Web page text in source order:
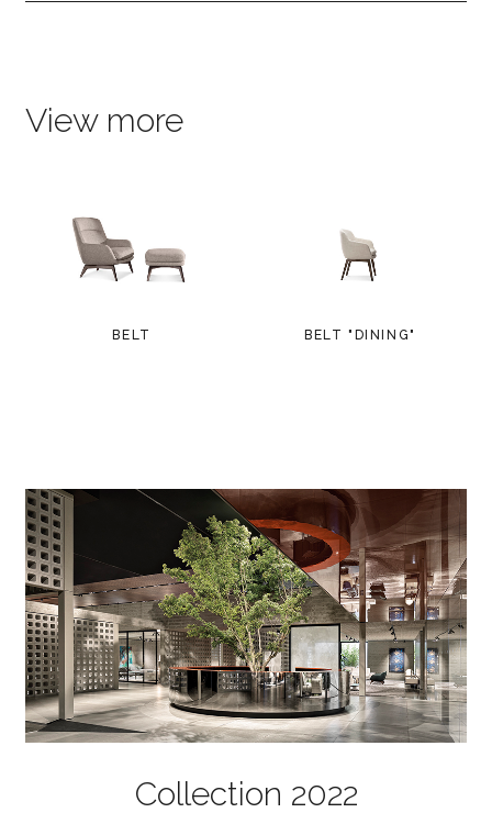
View more
BELT BELT "DINING"
Collection 2022